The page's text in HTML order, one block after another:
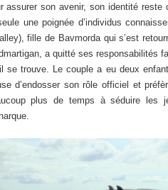
assurer son avenir, son identité reste
une poignée d’individus
fille de Bavmorda qui s’est
a quitté ses responsabilités
se trouve. Le couple a eu deux
d’endosser son rôle officiel et
plus de temps à séduire les